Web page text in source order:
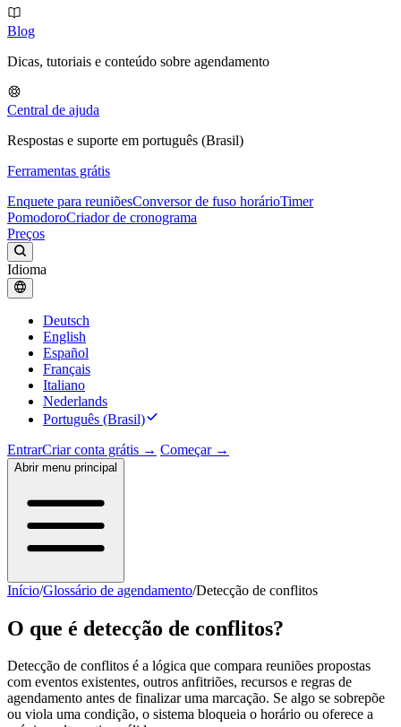
Blog
Dicas, tutoriais e conteúdo sobre agendamento
Central de ajuda
Respostas e suporte em português (Brasil)
Ferramentas grátis
Enquete para reuniõesConversor de fuso horárioTimer
PomodoroCriador de cronograma
Preços
Idioma
Deutsch
English
Español
Français
Italiano
Nederlands
Português (Brasil)
EntrarCriar conta grátis → Começar →
Abrir menu principal
Início/Glossário de agendamento/Detecção de conflitos
O que é detecção de conflitos?
Detecção de conflitos é a lógica que compara reuniões propostas
com eventos existentes, outros anfitriões, recursos e regras de
agendamento antes de finalizar uma marcação. Se algo se sobrepõe
ou viola uma condição, o sistema bloqueia o horário ou oferece a